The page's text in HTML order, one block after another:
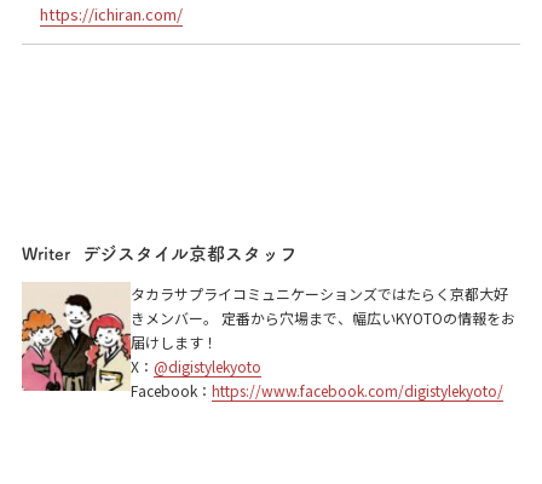
https://ichiran.com/
京都市下京区立売中之町102-3 ミューズ389京
都ビル2F
Writer デジスタイル京都スタッフ
タカラサプライコミュニケーションズではたらく京都大好
きメンバー。 定番から穴場まで、幅広いKYOTOの情報をお
届けします！
X： @digistylekyoto
Facebook： https://www.facebook.com/digistylekyoto/